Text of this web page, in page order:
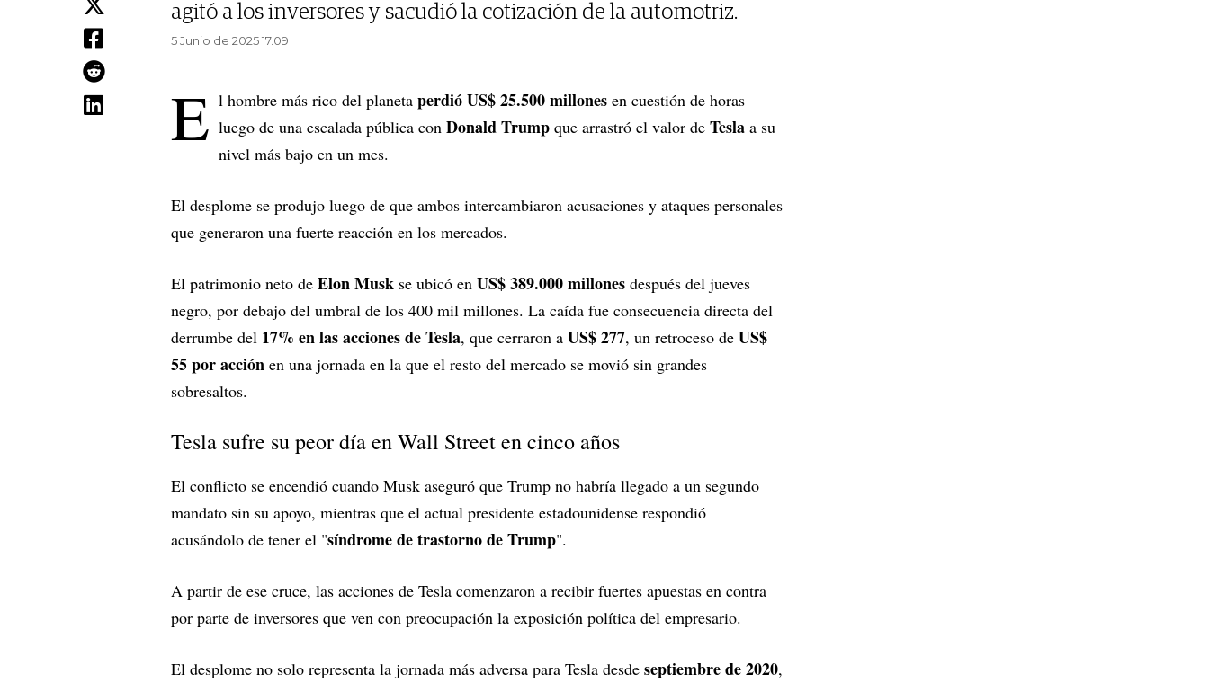
agitó a los inversores y sacudió la cotización de la automotriz.
5 Junio de 2025 17.09
E l hombre más rico del planeta perdió US$ 25.500 millones en cuestión de horas
luego de una escalada pública con Donald Trump que arrastró el valor de Tesla a su
nivel más bajo en un mes.
El desplome se produjo luego de que ambos intercambiaron acusaciones y ataques personales
que generaron una fuerte reacción en los mercados.
El patrimonio neto de Elon Musk se ubicó en US$ 389.000 millones después del jueves
negro, por debajo del umbral de los 400 mil millones. La caída fue consecuencia directa del
derrumbe del 17% en las acciones de Tesla, que cerraron a US$ 277, un retroceso de US$
55 por acción en una jornada en la que el resto del mercado se movió sin grandes
sobresaltos.
Tesla sufre su peor día en Wall Street en cinco años
El conflicto se encendió cuando Musk aseguró que Trump no habría llegado a un segundo
mandato sin su apoyo, mientras que el actual presidente estadounidense respondió
acusándolo de tener el "síndrome de trastorno de Trump".
A partir de ese cruce, las acciones de Tesla comenzaron a recibir fuertes apuestas en contra
por parte de inversores que ven con preocupación la exposición política del empresario.
El desplome no solo representa la jornada más adversa para Tesla desde septiembre de 2020,